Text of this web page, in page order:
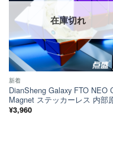
在庫切れ
新着
DianSheng Galaxy FTO NEO
Magnet ステッカーレス 内部
¥3,960